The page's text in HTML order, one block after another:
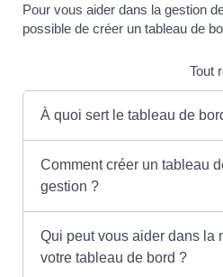
Pour vous aider dans la gestion
possible de créer un tableau de
Tout
À quoi sert le tableau de
Comment créer un tableau
gestion ?
Qui peut vous aider dans la
votre tableau de bord ?